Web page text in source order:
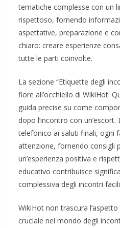
tematiche complesse con un
rispettoso, fornendo
aspettative, preparazione e
chiaro: creare esperienze
tutte le parti coinvolte.
La sezione “Etiquette degli
fiore all’occhiello di WikiHot.
guida precise su come
dopo l’incontro con
telefonico ai saluti finali, ogni
attenzione, fornendo consigli
un’esperienza positiva e
educativo contribuisce
complessiva degli incontri
WikiHot non trascura
cruciale nel mondo degli